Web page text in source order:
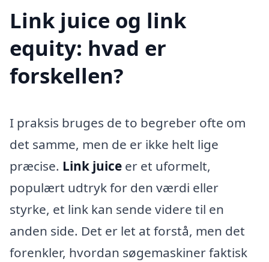
Link juice og link
equity: hvad er
forskellen?
I praksis bruges de to begreber ofte om
det samme, men de er ikke helt lige
præcise. Link juice er et uformelt,
populært udtryk for den værdi eller
styrke, et link kan sende videre til en
anden side. Det er let at forstå, men det
forenkler, hvordan søgemaskiner faktisk